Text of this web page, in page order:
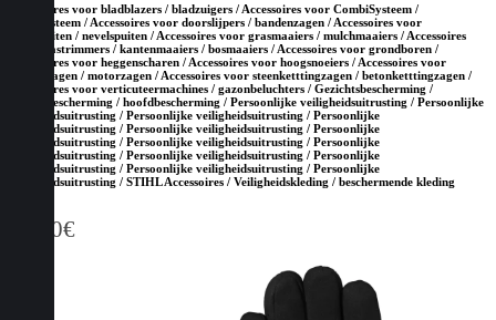
Accessoires voor bladblazers / bladzuigers / Accessoires voor CombiSysteem /
MultiSysteem / Accessoires voor doorslijpers / bandenzagen / Accessoires voor
drukspuiten / nevelspuiten / Accessoires voor grasmaaiers / mulchmaaiers / Accessoires
voor grastrimmers / kantenmaaiers / bosmaaiers / Accessoires voor grondboren /
Accessoires voor heggenscharen / Accessoires voor hoogsnoeiers / Accessoires voor
kettingzagen / motorzagen / Accessoires voor steenketttingzagen / betonketttingzagen /
Accessoires voor verticuteermachines / gazonbeluchters / Gezichtsbescherming /
gehoorbescherming / hoofdbescherming / Persoonlijke veiligheidsuitrusting / Persoonlijke
veiligheidsuitrusting / Persoonlijke veiligheidsuitrusting / Persoonlijke
veiligheidsuitrusting / Persoonlijke veiligheidsuitrusting / Persoonlijke
veiligheidsuitrusting / Persoonlijke veiligheidsuitrusting / Persoonlijke
veiligheidsuitrusting / Persoonlijke veiligheidsuitrusting / Persoonlijke
veiligheidsuitrusting / Persoonlijke veiligheidsuitrusting / Persoonlijke
veiligheidsuitrusting / STIHL Accessoires / Veiligheidskleding / beschermende kleding
16,30€